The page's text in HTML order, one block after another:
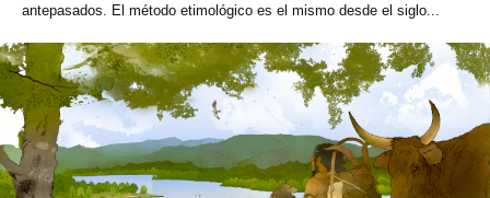
Agenda
English Català
BUSCAR
antepasados. El método etimológico es el mismo desde el siglo...